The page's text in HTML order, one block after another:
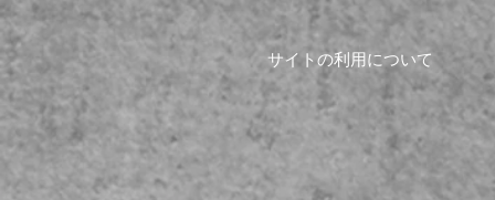
サイトの利用について